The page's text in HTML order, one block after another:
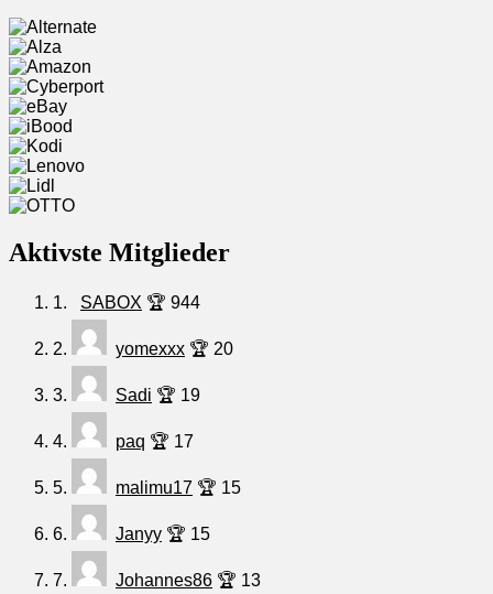
Aktivste Mitglieder
1. SABOX 🏆 944
2. yomexxx 🏆 20
3. Sadi 🏆 19
4. paq 🏆 17
5. malimu17 🏆 15
6. Janyy 🏆 15
7. Johannes86 🏆 13